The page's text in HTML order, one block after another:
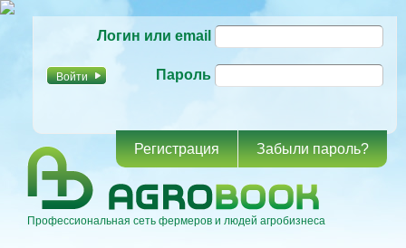
основному
Логин или email
Пароль
Регистрация Забыли пароль?
Профессиональная сеть фермеров и людей агробизнеса